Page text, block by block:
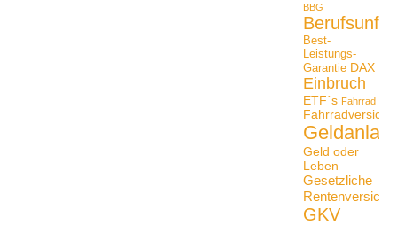
BBG
Best-
Leistungs-
Garantie DAX
Einbruch
ETF´s Fahrrad
Geld oder
Leben
Gesetzliche
GKV